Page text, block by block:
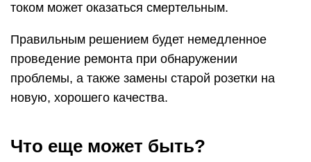
током может оказаться смертельным.
Правильным решением будет немедленное
проведение ремонта при обнаружении
проблемы, а также замены старой розетки на
новую, хорошего качества.
Что еще может быть?